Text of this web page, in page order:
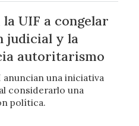
la UIF a congelar
judicial y la
autoritarismo
anuncian una iniciativa
considerarlo una
política.